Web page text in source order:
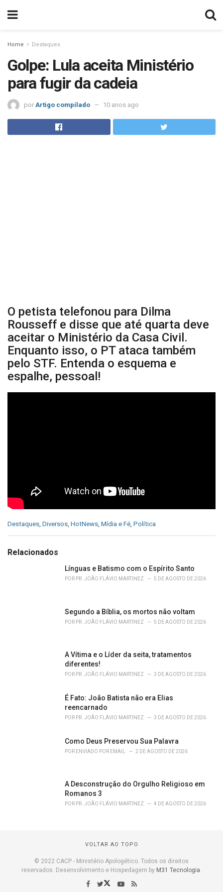
Home Destaques
Golpe: Lula aceita Ministério
para fugir da cadeia
por Artigo compilado 10 anos ago
O petista telefonou para Dilma
Rousseff e disse que até quarta deve
aceitar o Ministério da Casa Civil.
Enquanto isso, o PT ataca também
pelo STF. Entenda o esquema e
espalhe, pessoal!
C
e
Destaques Diversos HotNews Mídia e Fé Política
Relacionados
Línguas e Batismo com o Espírito Santo
POR PR. JOÃO FLÁVIO MARTINEZ 5 DE AGOSTO DE 2026
Segundo a Bíblia, os mortos não voltam
POR PR. JOÃO FLÁVIO MARTINEZ 5 DE AGOSTO DE 2026
A Vítima e o Líder da seita, tratamentos
diferentes!
POR PR. JOÃO FLÁVIO MARTINEZ 3 DE AGOSTO DE 2026
É Fato: João Batista não era Elias
reencarnado
POR PR. JOÃO FLÁVIO MARTINEZ 3 DE AGOSTO DE 2026
Como Deus Preservou Sua Palavra
POR ENVIADO POR EMAIL 2 DE AGOSTO DE 2026
A Desconstrução do Orgulho Religioso em
Romanos 3
POR PR. JOÃO FLÁVIO MARTINEZ 4 DE AGOSTO DE 2026
VOLTAR AO TOPO
© 2022 CACP - Ministério Apologético. Todos os direitos
reservados. Desenvolvimento e Hospedagem by M31 Tecnologia.